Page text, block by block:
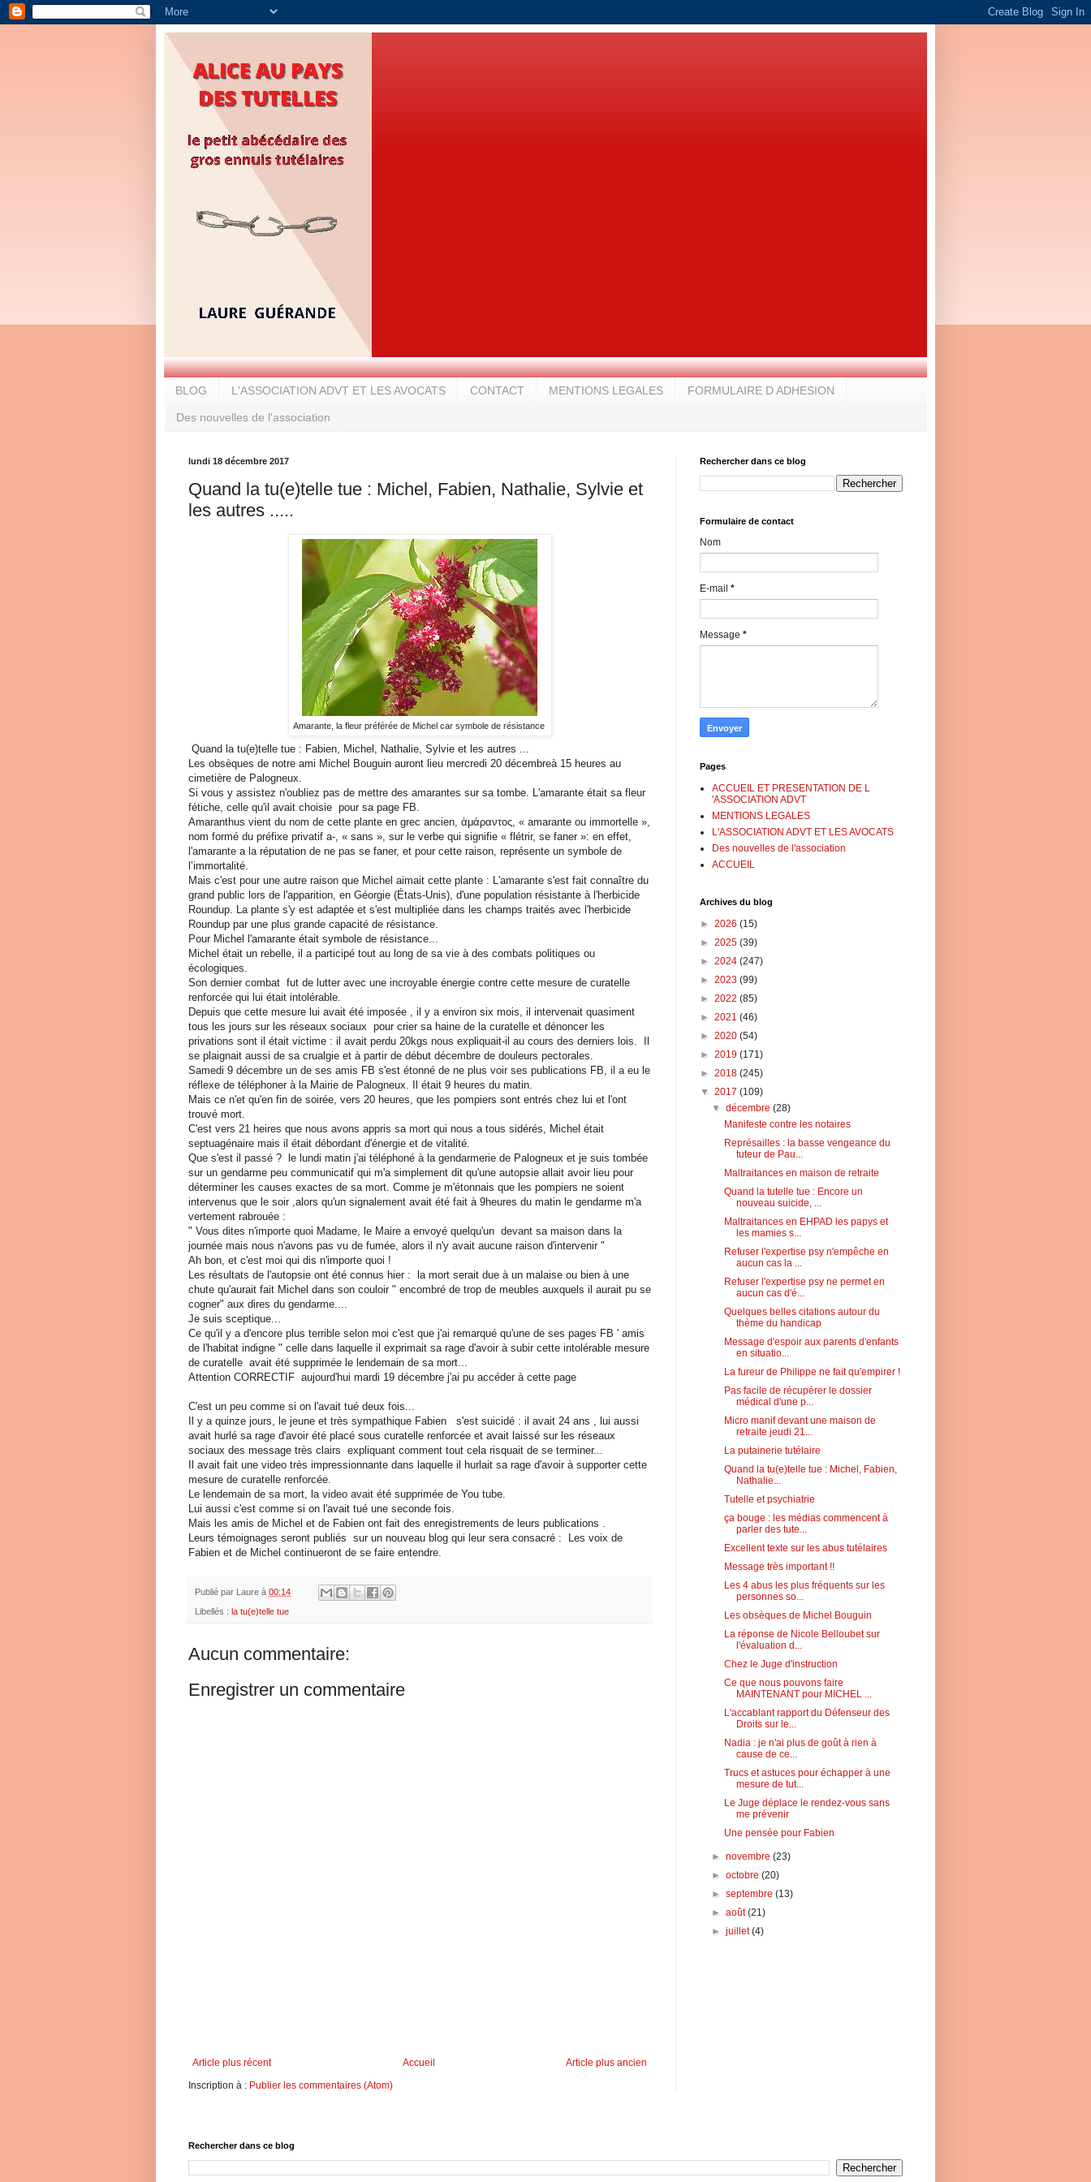
BLOG L'ASSOCIATION ADVT ET LES AVOCATS CONTACT MENTIONS LEGALES FORMULAIRE D ADHESION
Des nouvelles de l'association
lundi 18 décembre 2017
Quand la tu(e)telle tue : Michel, Fabien, Nathalie, Sylvie et
les autres .....
Amarante, la fleur préférée de Michel car symbole de résistance
Quand la tu(e)telle tue : Fabien, Michel, Nathalie, Sylvie et les autres ...
Les obsèques de notre ami Michel Bouguin auront lieu mercredi 20 décembreà 15 heures au
cimetière de Palogneux.
Si vous y assistez n'oubliez pas de mettre des amarantes sur sa tombe. L'amarante était sa fleur
fétiche, celle qu'il avait choisie pour sa page FB.
Amaranthus vient du nom de cette plante en grec ancien, ἀμάραντος, « amarante ou immortelle »,
nom formé du préfixe privatif a-, « sans », sur le verbe qui signifie « flétrir, se faner »: en effet,
l'amarante a la réputation de ne pas se faner, et pour cette raison, représente un symbole de
l’immortalité.
Mais c'est pour une autre raison que Michel aimait cette plante : L'amarante s'est fait connaître du
grand public lors de l'apparition, en Géorgie (États-Unis), d'une population résistante à l'herbicide
Roundup. La plante s'y est adaptée et s'est multipliée dans les champs traités avec l'herbicide
Roundup par une plus grande capacité de résistance.
Pour Michel l'amarante était symbole de résistance...
Michel était un rebelle, il a participé tout au long de sa vie à des combats politiques ou
écologiques.
Son dernier combat fut de lutter avec une incroyable énergie contre cette mesure de curatelle
renforcée qui lui était intolérable.
Depuis que cette mesure lui avait été imposée , il y a environ six mois, il intervenait quasiment
tous les jours sur les réseaux sociaux pour crier sa haine de la curatelle et dénoncer les
privations sont il était victime : il avait perdu 20kgs nous expliquait-il au cours des derniers lois. Il
se plaignait aussi de sa crualgie et à partir de début décembre de douleurs pectorales.
Samedi 9 décembre un de ses amis FB s'est étonné de ne plus voir ses publications FB, il a eu le
réflexe de téléphoner à la Mairie de Palogneux. Il était 9 heures du matin.
Mais ce n'et qu'en fin de soirée, vers 20 heures, que les pompiers sont entrés chez lui et l'ont
trouvé mort.
C'est vers 21 heires que nous avons appris sa mort qui nous a tous sidérés, Michel était
septuagénaire mais il était débordant d'énergie et de vitalité.
Que s'est il passé ? le lundi matin j'ai téléphoné à la gendarmerie de Palogneux et je suis tombée
sur un gendarme peu communicatif qui m'a simplement dit qu'une autopsie allait avoir lieu pour
déterminer les causes exactes de sa mort. Comme je m'étonnais que les pompiers ne soient
intervenus que le soir ,alors qu'un signalement avait été fait à 9heures du matin le gendarme m'a
vertement rabrouée :
" Vous dites n'importe quoi Madame, le Maire a envoyé quelqu'un devant sa maison dans la
journée mais nous n'avons pas vu de fumée, alors il n'y avait aucune raison d'intervenir "
Ah bon, et c'est moi qui dis n'importe quoi !
Les résultats de l'autopsie ont été connus hier : la mort serait due à un malaise ou bien à une
chute qu'aurait fait Michel dans son couloir " encombré de trop de meubles auxquels il aurait pu se
cogner" aux dires du gendarme....
Je suis sceptique...
Ce qu'il y a d'encore plus terrible selon moi c'est que j'ai remarqué qu'une de ses pages FB ' amis
de l'habitat indigne " celle dans laquelle il exprimait sa rage d'avoir à subir cette intolérable mesure
de curatelle avait été supprimée le lendemain de sa mort...
Attention CORRECTIF aujourd'hui mardi 19 décembre j'ai pu accéder à cette page
C'est un peu comme si on l'avait tué deux fois...
Il y a quinze jours, le jeune et très sympathique Fabien s'est suicidé : il avait 24 ans , lui aussi
avait hurlé sa rage d'avoir été placé sous curatelle renforcée et avait laissé sur les réseaux
sociaux des message très clairs expliquant comment tout cela risquait de se terminer...
Il avait fait une video très impressionnante dans laquelle il hurlait sa rage d'avoir à supporter cette
mesure de curatelle renforcée.
Le lendemain de sa mort, la video avait été supprimée de You tube.
Lui aussi c'est comme si on l'avait tué une seconde fois.
Mais les amis de Michel et de Fabien ont fait des enregistrements de leurs publications .
Leurs témoignages seront publiés sur un nouveau blog qui leur sera consacré : Les voix de
Fabien et de Michel continueront de se faire entendre.
Publié par Laure à 00:14
Libellés : la tu(e)telle tue
Aucun commentaire:
Enregistrer un commentaire
Article plus récent Article plus ancien
Accueil
Inscription à : Publier les commentaires (Atom)
Rechercher dans ce blog
Formulaire de contact
Nom
E-mail *
Message *
Pages
ACCUEIL ET PRESENTATION DE L
'ASSOCIATION ADVT
MENTIONS LEGALES
L'ASSOCIATION ADVT ET LES AVOCATS
Des nouvelles de l'association
ACCUEIL
Archives du blog
► 2026 (15)
► 2025 (39)
► 2024 (247)
► 2023 (99)
► 2022 (85)
► 2021 (46)
► 2020 (54)
► 2019 (171)
► 2018 (245)
▼ 2017 (109)
▼décembre(28)
Manifeste contre les notaires
Représailles : la basse vengeance du
tuteur de Pau...
Maltraitances en maison de retraite
Quand la tutelle tue : Encore un
nouveau suicide, ...
Maltraitances en EHPAD les papys et
les mamies s...
Refuser l'expertise psy n'empêche en
aucun cas la ...
Refuser l'expertise psy ne permet en
aucun cas d'é...
Quelques belles citations autour du
thème du handicap
Message d'espoir aux parents d'enfants
en situatio...
La fureur de Philippe ne fait qu'empirer !
Pas facile de récupérer le dossier
médical d'une p...
Micro manif devant une maison de
retraite jeudi 21...
La putainerie tutélaire
Quand la tu(e)telle tue : Michel, Fabien,
Nathalie...
Tutelle et psychiatrie
ça bouge : les médias commencent à
parler des tute...
Excellent texte sur les abus tutélaires
Message très important !!
Les 4 abus les plus fréquents sur les
personnes so...
Les obsèques de Michel Bouguin
La réponse de Nicole Belloubet sur
l'évaluation d...
Chez le Juge d'instruction
Ce que nous pouvons faire
MAINTENANT pour MICHEL ...
L'accablant rapport du Défenseur des
Droits sur le...
Nadia : je n'ai plus de goût à rien à
cause de ce...
Trucs et astuces pour échapper à une
mesure de tut...
Le Juge déplace le rendez-vous sans
me prévenir
Une pensée pour Fabien
►novembre(23)
►octobre(20)
►septembre(13)
►août(21)
►juillet(4)
Rechercher dans ce blog